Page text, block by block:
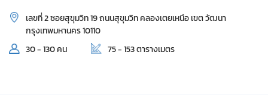
เลขที่ 2 ซอยสุขุมวิท 19 ถนนสุขุมวิท คลองเตยเหนือ เขต วัฒนา
กรุงเทพมหานคร 10110
30 - 130 คน
75 - 153 ตารางเมตร